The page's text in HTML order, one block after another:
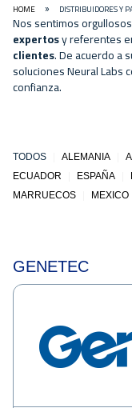
HOME » DISTRIBUIDORES Y
Nos sentimos
expertosy referentes
clientes. De acuerdo a
soluciones Neural Labs
confianza.
TODOS ALEMANIA
ECUADOR
ESPAÑA
MARRUECOS
MEXICO
GENETEC